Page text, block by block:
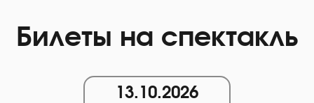
Билеты на спектакль
13.10.2026